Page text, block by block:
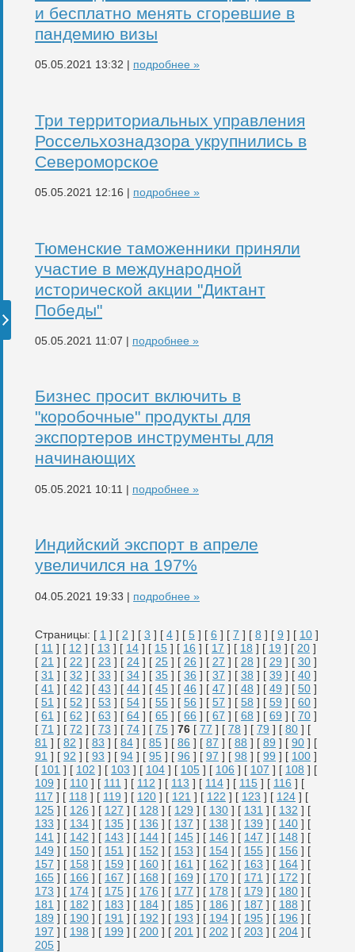
и бесплатно менять сгоревшие в
пандемию визы
05.05.2021 13:32 | подробнее »
Три территориальных управления
Россельхознадзора укрупнились в
Североморское
05.05.2021 12:16 | подробнее »
Тюменские таможенники приняли
участие в международной
исторической акции "Диктант
Победы"
05.05.2021 11:07 | подробнее »
Бизнес просит включить в
"коробочные" продукты для
экспортеров инструменты для
начинающих
05.05.2021 10:11 | подробнее »
Индийский экспорт в апреле
увеличился на 197%
04.05.2021 19:33 | подробнее »
Страницы: [ 1 ] [ 2 ] [ 3 ] [ 4 ] [ 5 ] [ 6 ] [ 7 ] [ 8 ] [ 9 ] [ 10 ]
[ 11 ] [ 12 ] [ 13 ] [ 14 ] [ 15 ] [ 16 ] [ 17 ] [ 18 ] [ 19 ] [ 20 ]
[ 21 ] [ 22 ] [ 23 ] [ 24 ] [ 25 ] [ 26 ] [ 27 ] [ 28 ] [ 29 ] [ 30 ]
[ 31 ] [ 32 ] [ 33 ] [ 34 ] [ 35 ] [ 36 ] [ 37 ] [ 38 ] [ 39 ] [ 40 ]
[ 41 ] [ 42 ] [ 43 ] [ 44 ] [ 45 ] [ 46 ] [ 47 ] [ 48 ] [ 49 ] [ 50 ]
[ 51 ] [ 52 ] [ 53 ] [ 54 ] [ 55 ] [ 56 ] [ 57 ] [ 58 ] [ 59 ] [ 60 ]
[ 61 ] [ 62 ] [ 63 ] [ 64 ] [ 65 ] [ 66 ] [ 67 ] [ 68 ] [ 69 ] [ 70 ]
[ 71 ] [ 72 ] [ 73 ] [ 74 ] [ 75 ] 76 [ 77 ] [ 78 ] [ 79 ] [ 80 ] [
81 ] [ 82 ] [ 83 ] [ 84 ] [ 85 ] [ 86 ] [ 87 ] [ 88 ] [ 89 ] [ 90 ] [
91 ] [ 92 ] [ 93 ] [ 94 ] [ 95 ] [ 96 ] [ 97 ] [ 98 ] [ 99 ] [ 100 ]
[ 101 ] [ 102 ] [ 103 ] [ 104 ] [ 105 ] [ 106 ] [ 107 ] [ 108 ] [
109 ] [ 110 ] [ 111 ] [ 112 ] [ 113 ] [ 114 ] [ 115 ] [ 116 ] [
117 ] [ 118 ] [ 119 ] [ 120 ] [ 121 ] [ 122 ] [ 123 ] [ 124 ] [
125 ] [ 126 ] [ 127 ] [ 128 ] [ 129 ] [ 130 ] [ 131 ] [ 132 ] [
133 ] [ 134 ] [ 135 ] [ 136 ] [ 137 ] [ 138 ] [ 139 ] [ 140 ] [
141 ] [ 142 ] [ 143 ] [ 144 ] [ 145 ] [ 146 ] [ 147 ] [ 148 ] [
149 ] [ 150 ] [ 151 ] [ 152 ] [ 153 ] [ 154 ] [ 155 ] [ 156 ] [
157 ] [ 158 ] [ 159 ] [ 160 ] [ 161 ] [ 162 ] [ 163 ] [ 164 ] [
165 ] [ 166 ] [ 167 ] [ 168 ] [ 169 ] [ 170 ] [ 171 ] [ 172 ] [
173 ] [ 174 ] [ 175 ] [ 176 ] [ 177 ] [ 178 ] [ 179 ] [ 180 ] [
181 ] [ 182 ] [ 183 ] [ 184 ] [ 185 ] [ 186 ] [ 187 ] [ 188 ] [
189 ] [ 190 ] [ 191 ] [ 192 ] [ 193 ] [ 194 ] [ 195 ] [ 196 ] [
197 ] [ 198 ] [ 199 ] [ 200 ] [ 201 ] [ 202 ] [ 203 ] [ 204 ] [
205 ]